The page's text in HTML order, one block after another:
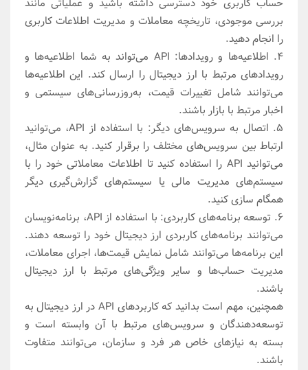
بررسی موجودی، تاریخچه معاملات و مدیریت اطلاعات کاربری
را انجام دهید.
4. اطلاعیه‌ها و رویدادها: API می‌تواند به شما اطلاعیه‌ها و
رویدادهای مرتبط با ارز دیجیتال را ارسال کند. این اطلاعیه‌ها
می‌توانند شامل تغییرات قیمت، به‌روزرسانی‌های سیستمی و
اخبار مرتبط با بازار باشند.
5. اتصال به سرویس‌های دیگر: با استفاده از API، می‌توانید
ارتباط بین سرویس‌های مختلف را برقرار کنید. به عنوان مثال،
می‌توانید API را استفاده کنید تا اطلاعات معاملاتی خود را با
سیستم‌های مدیریت مالی یا سیستم‌های گزارش‌گیری دیگر
همگام سازی کنید.
6. توسعه برنامه‌های کاربردی: با استفاده از API، برنامه‌نویسان
می‌توانند برنامه‌های کاربردی ارز دیجیتال خود را توسعه دهند.
این برنامه‌ها می‌توانند شامل نمایش قیمت‌ها، اجرای معاملات،
مدیریت حساب‌ها و سایر ویژگی‌های مرتبط با ارز دیجیتال
باشند.
همچنین، مهم است بدانید که کاربردهای API در ارز دیجیتال به
توسعه‌دهندگان و سرویس‌های مرتبط با آن وابسته است و
بسته به نیازهای خاص هر فرد و سازمان، می‌توانند متفاوت
باشند.